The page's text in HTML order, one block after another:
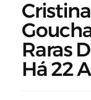
Raras
Há 22